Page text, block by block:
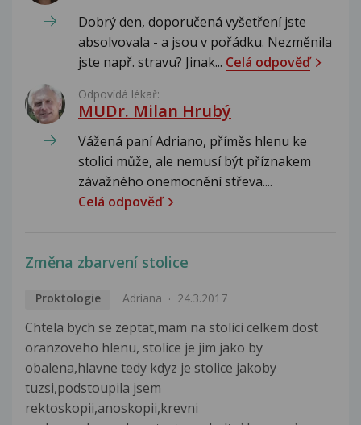
Dobrý den, doporučená vyšetření jste
absolvovala - a jsou v pořádku. Nezměnila
jste např. stravu? Jinak... Celá odpověď
Odpovídá lékař:
MUDr. Milan Hrubý
Vážená paní Adriano, příměs hlenu ke
stolici může, ale nemusí být příznakem
závažného onemocnění střeva....
Celá odpověď
Změna zbarvení stolice
Proktologie Adriana 24.3.2017
Chtela bych se zeptat,mam na stolici celkem dost
oranzoveho hlenu, stolice je jim jako by
obalena,hlavne tedy kdyz je stolice jakoby
tuzsi,podstoupila jsem
rektoskopii,anoskopii,krevni